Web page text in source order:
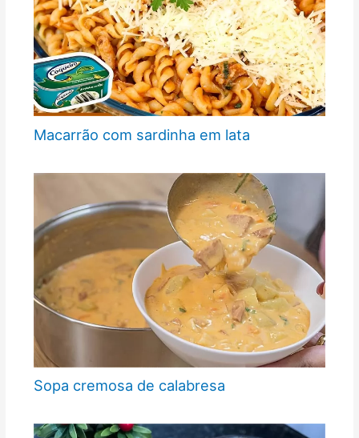
Macarrão com sardinha em lata
Sopa cremosa de calabresa